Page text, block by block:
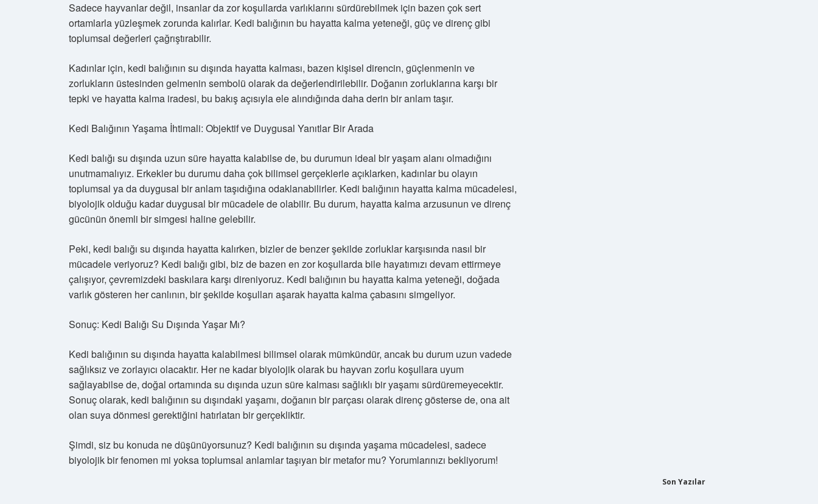
Sadece hayvanlar değil, insanlar da zor koşullarda varlıklarını sürdürebilmek için bazen çok sert
ortamlarla yüzleşmek zorunda kalırlar. Kedi balığının bu hayatta kalma yeteneği, güç ve direnç gibi
toplumsal değerleri çağrıştırabilir.
Kadınlar için, kedi balığının su dışında hayatta kalması, bazen kişisel direncin, güçlenmenin ve
zorlukların üstesinden gelmenin sembolü olarak da değerlendirilebilir. Doğanın zorluklarına karşı bir
tepki ve hayatta kalma iradesi, bu bakış açısıyla ele alındığında daha derin bir anlam taşır.
Kedi Balığının Yaşama İhtimali: Objektif ve Duygusal Yanıtlar Bir Arada
Kedi balığı su dışında uzun süre hayatta kalabilse de, bu durumun ideal bir yaşam alanı olmadığını
unutmamalıyız. Erkekler bu durumu daha çok bilimsel gerçeklerle açıklarken, kadınlar bu olayın
toplumsal ya da duygusal bir anlam taşıdığına odaklanabilirler. Kedi balığının hayatta kalma mücadelesi,
biyolojik olduğu kadar duygusal bir mücadele de olabilir. Bu durum, hayatta kalma arzusunun ve direnç
gücünün önemli bir simgesi haline gelebilir.
Peki, kedi balığı su dışında hayatta kalırken, bizler de benzer şekilde zorluklar karşısında nasıl bir
mücadele veriyoruz? Kedi balığı gibi, biz de bazen en zor koşullarda bile hayatımızı devam ettirmeye
çalışıyor, çevremizdeki baskılara karşı direniyoruz. Kedi balığının bu hayatta kalma yeteneği, doğada
varlık gösteren her canlının, bir şekilde koşulları aşarak hayatta kalma çabasını simgeliyor.
Sonuç: Kedi Balığı Su Dışında Yaşar Mı?
Kedi balığının su dışında hayatta kalabilmesi bilimsel olarak mümkündür, ancak bu durum uzun vadede
sağlıksız ve zorlayıcı olacaktır. Her ne kadar biyolojik olarak bu hayvan zorlu koşullara uyum
sağlayabilse de, doğal ortamında su dışında uzun süre kalması sağlıklı bir yaşamı sürdüremeyecektir.
Sonuç olarak, kedi balığının su dışındaki yaşamı, doğanın bir parçası olarak direnç gösterse de, ona ait
olan suya dönmesi gerektiğini hatırlatan bir gerçekliktir.
Şimdi, siz bu konuda ne düşünüyorsunuz? Kedi balığının su dışında yaşama mücadelesi, sadece
biyolojik bir fenomen mi yoksa toplumsal anlamlar taşıyan bir metafor mu? Yorumlarınızı bekliyorum!
Son Yazılar